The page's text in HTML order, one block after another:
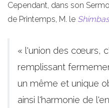
Cependant, dans son
de Printemps, M. le
« l'union des cœurs,
remplissant
un même et unique
ainsi l'harmonie de